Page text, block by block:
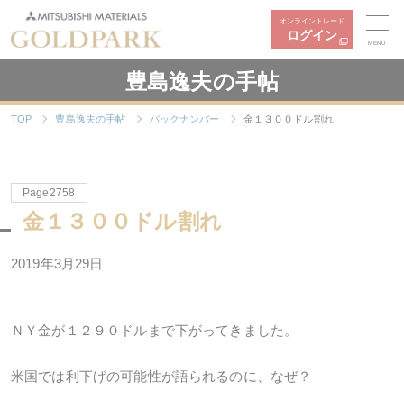
オンライントレード
ログイン
MENU
豊島逸夫の手帖
TOP 豊島逸夫の手帖 バックナンバー 金１３００ドル割れ
Page2758
金１３００ドル割れ
2019年3月29日
ＮＹ金が１２９０ドルまで下がってきました。
米国では利下げの可能性が語られるのに、なぜ？